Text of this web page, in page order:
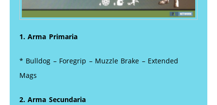
1. Arma Primaria
* Bulldog – Foregrip – Muzzle Brake – Extended
Mags
2. Arma Secundaria